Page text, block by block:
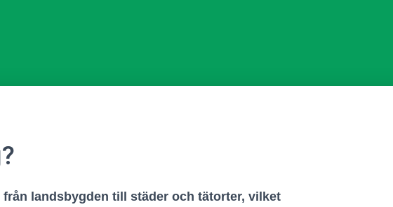
landsbygden till städer och tätorter, vilket